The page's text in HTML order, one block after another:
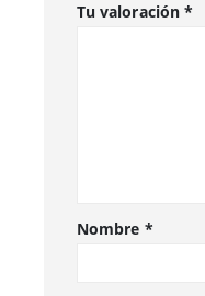
Tu valoración *
Nombre *